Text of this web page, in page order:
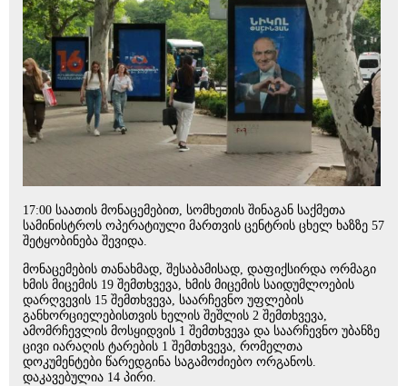
17:00 საათის მონაცემებით, სომხეთის შინაგან საქმეთა
სამინისტროს ოპერატიული მართვის ცენტრის ცხელ ხაზზე 57
შეტყობინება შევიდა.
მონაცემების თანახმად, შესაბამისად, დაფიქსირდა ორმაგი
ხმის მიცემის 19 შემთხვევა, ხმის მიცემის საიდუმლოების
დარღვევის 15 შემთხვევა, საარჩევნო უფლების
განხორციელებისთვის ხელის შეშლის 2 შემთხვევა,
ამომრჩევლის მოსყიდვის 1 შემთხვევა და საარჩევნო უბანზე
ცივი იარაღის ტარების 1 შემთხვევა, რომელთა
დოკუმენტები წარედგინა საგამოძიებო ორგანოს.
დაკავებულია 14 პირი.